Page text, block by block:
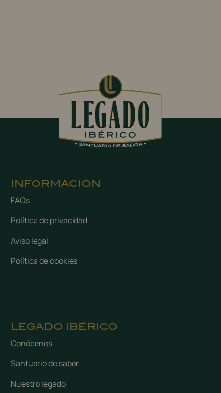
LEGADO IBÉRICO
Conócenos
Santuario de sabor
Nuestro legado
INFORMACIÓN
FAQs
Política de privacidad
Aviso legal
Política de cookies